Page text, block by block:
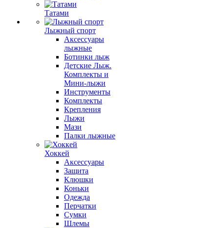
Татами
Лыжный спорт
Аксессуары
лыжные
Ботинки лыж
Детские Лыж.
Комплекты и
Мини-лыжи
Инструменты
Комплекты
Крепления
Лыжи
Мази
Палки лыжные
Хоккей
Аксессуары
Защита
Клюшки
Коньки
Одежда
Перчатки
Сумки
Шлемы